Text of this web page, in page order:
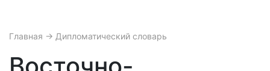
Главная → Дипломатический словарь